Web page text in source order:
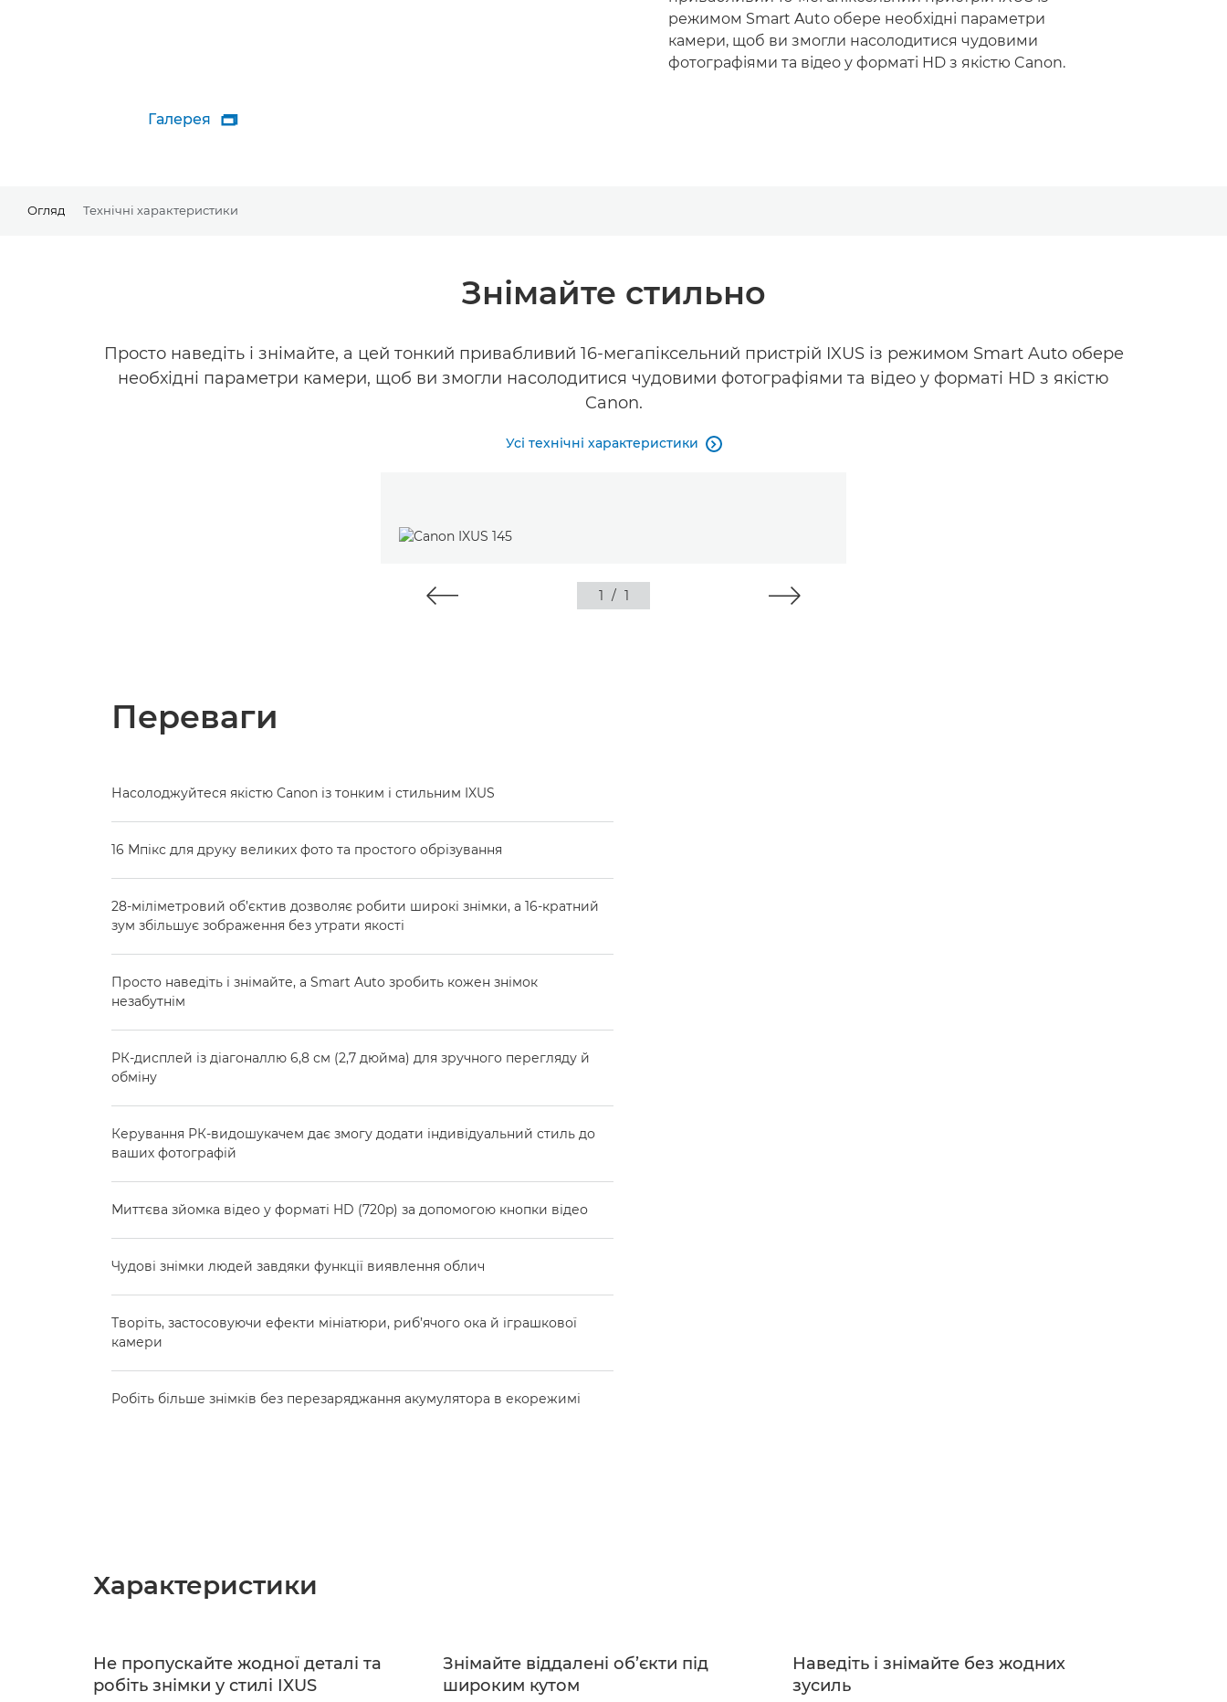
Галерея 
режимом Smart Auto обере необхідні параметри
камери, щоб ви змогли насолодитися чудовими
фотографіями та відео у форматі HD з якістю Canon.
Огляд Технічні характеристики
Знімайте стильно
Просто наведіть і знімайте, а цей тонкий привабливий 16-мегапіксельний пристрій IXUS із режимом Smart Auto обере
необхідні параметри камери, щоб ви змогли насолодитися чудовими фотографіями та відео у форматі HD з якістю
Canon.
Усі технічні характеристики 
1 / 1
Переваги
Насолоджуйтеся якістю Canon із тонким і стильним IXUS
16 Мпікс для друку великих фото та простого обрізування
28-міліметровий об’єктив дозволяє робити широкі знімки, а 16-кратний
зум збільшує зображення без утрати якості
Просто наведіть і знімайте, а Smart Auto зробить кожен знімок
незабутнім
РК-дисплей із діагоналлю 6,8 см (2,7 дюйма) для зручного перегляду й
обміну
Керування РК-видошукачем дає змогу додати індивідуальний стиль до
ваших фотографій
Миттєва зйомка відео у форматі HD (720p) за допомогою кнопки відео
Чудові знімки людей завдяки функції виявлення облич
Творіть, застосовуючи ефекти мініатюри, риб’ячого ока й іграшкової
камери
Робіть більше знімків без перезаряджання акумулятора в екорежимі
Характеристики
Не пропускайте жодної деталі та
робіть знімки у стилі IXUS
Знімайте віддалені об’єкти під
широким кутом
Наведіть і знімайте без жодних
зусиль